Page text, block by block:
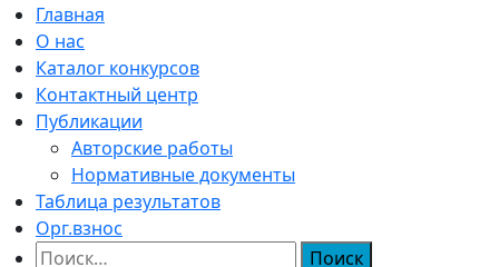
Главная
О нас
Каталог конкурсов
Контактный центр
Публикации
Авторские работы
Нормативные документы
Таблица результатов
Орг.взнос
Найти: